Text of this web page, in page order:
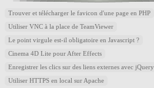
Trouver et télécharger le favicon d'une page en PHP
Utiliser VNC à la place de TeamViewer
Le point virgule est-il obligatoire en Javascript ?
Cinema 4D Lite pour After Effects
Enregistrer les clics sur des liens externes avec jQuery
Utiliser HTTPS en local sur Apache